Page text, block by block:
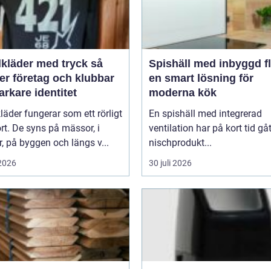
med tryck så
företag och klubbar
identitet
fungerar som ett rörligt
De syns på mässor, i
på byggen och längs v...
Spishäll med inbyggd
en smart lösning för
moderna kök
En spishäll med integrerad
ventilation har på kort tid
nischprodukt...
30 juli 2026